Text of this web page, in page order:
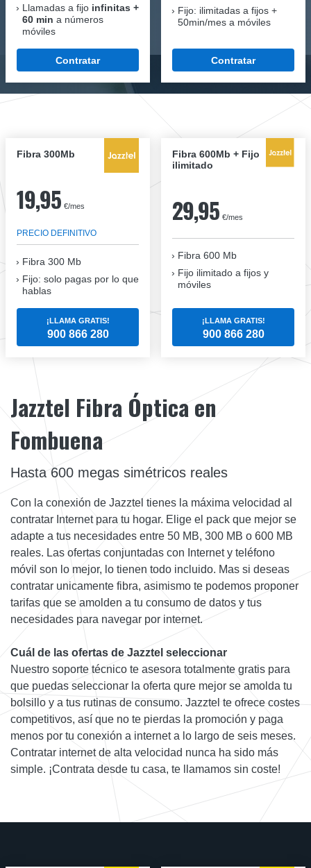
Llamadas a fijo infinitas +
60 min a números
móviles
Contratar
Fijo: ilimitadas a fijos +
50min/mes a móviles
Contratar
Fibra 300Mb
19,95 €/mes
PRECIO DEFINITIVO
Fibra 300 Mb
Fijo: solo pagas por lo que
hablas
¡LLAMA GRATIS!
900 866 280
Fibra 600Mb + Fijo
ilimitado
29,95 €/mes
Fibra 600 Mb
Fijo ilimitado a fijos y
móviles
¡LLAMA GRATIS!
900 866 280
Jazztel Fibra Óptica en
Fombuena
Hasta 600 megas simétricos reales
Con la conexión de Jazztel tienes la máxima velocidad al
contratar Internet para tu hogar. Elige el pack que mejor se
adapte a tus necesidades entre 50 MB, 300 MB o 600 MB
reales. Las ofertas conjuntadas con Internet y teléfono
móvil son lo mejor, lo tienen todo incluido. Mas si deseas
contratar unicamente fibra, asimismo te podemos proponer
tarifas que se amolden a tu consumo de datos y tus
necesidades para navegar por internet.
Cuál de las ofertas de Jazztel seleccionar
Nuestro soporte técnico te asesora totalmente gratis para
que puedas seleccionar la oferta qure mejor se amolda tu
bolsillo y a tus rutinas de consumo. Jazztel te ofrece costes
competitivos, así que no te pierdas la promoción y paga
menos por tu conexión a internet a lo largo de seis meses.
Contratar internet de alta velocidad nunca ha sido más
simple. ¡Contrata desde tu casa, te llamamos sin coste!